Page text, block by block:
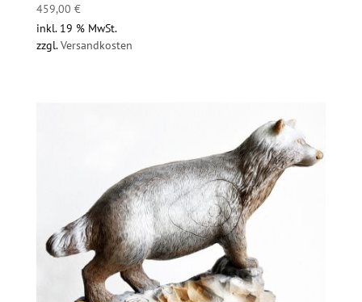
459,00 €
inkl. 19 % MwSt.
zzgl.Versandkosten